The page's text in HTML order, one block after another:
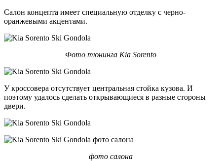
Салон концепта имеет специальную отделку с черно-
оранжевыми акцентами.
Фото тюнинга Kia Sorento
У кроссовера отсутствует центральная стойка кузова. И
поэтому удалось сделать открывающиеся в разные стороны
двери.
фото салона